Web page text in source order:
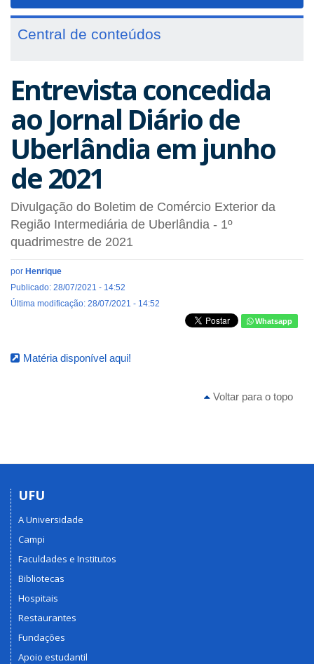
Central de conteúdos
Entrevista concedida
ao Jornal Diário de
Uberlândia em junho
de 2021
Divulgação do Boletim de Comércio Exterior da
Região Intermediária de Uberlândia - 1º
quadrimestre de 2021
por Henrique
Publicado: 28/07/2021 - 14:52
Última modificação: 28/07/2021 - 14:52
Whatsapp
Matéria disponível aqui!
Voltar para o topo
UFU
A Universidade
Campi
Faculdades e Institutos
Bibliotecas
Hospitais
Restaurantes
Fundações
Apoio estudantil